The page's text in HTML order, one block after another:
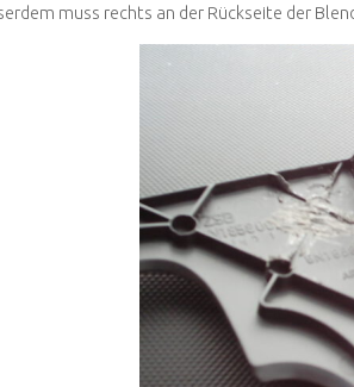
muss rechts an der Rückseite der